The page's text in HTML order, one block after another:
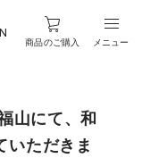
商品のご購入 メニュー
山にて、和
いただきま